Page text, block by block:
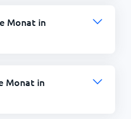
Monat in
Monat in